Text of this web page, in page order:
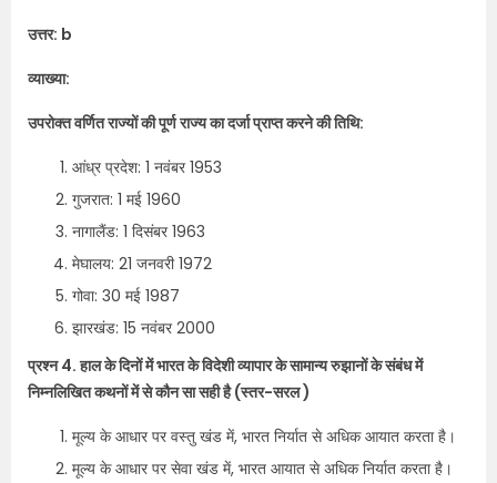
उत्तर: b
व्याख्या:
उपरोक्त वर्णित राज्यों की पूर्ण राज्य का दर्जा प्राप्त करने की तिथि:
आंध्र प्रदेश: 1 नवंबर 1953
गुजरात: 1 मई 1960
नागालैंड: 1 दिसंबर 1963
मेघालय: 21 जनवरी 1972
गोवा: 30 मई 1987
झारखंड: 15 नवंबर 2000
प्रश्न 4. हाल के दिनों में भारत के विदेशी व्यापार के सामान्य रुझानों के संबंध में
निम्नलिखित कथनों में से कौन सा सही है (स्तर-सरल )
मूल्य के आधार पर वस्तु खंड में, भारत निर्यात से अधिक आयात करता है।
मूल्य के आधार पर सेवा खंड में, भारत आयात से अधिक निर्यात करता है।